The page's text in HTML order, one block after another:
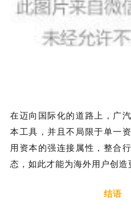
在迈向国际化的道路上，广
本工具，并且不局限于单一
用资本的强连接属性，整合
态，如此才能为海外用户创造
结语